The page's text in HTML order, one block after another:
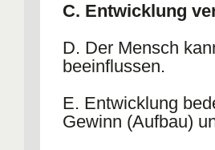
C. Entwicklung
D. Der Mensch
beeinflussen.
E. Entwicklung
Gewinn (Aufbau)